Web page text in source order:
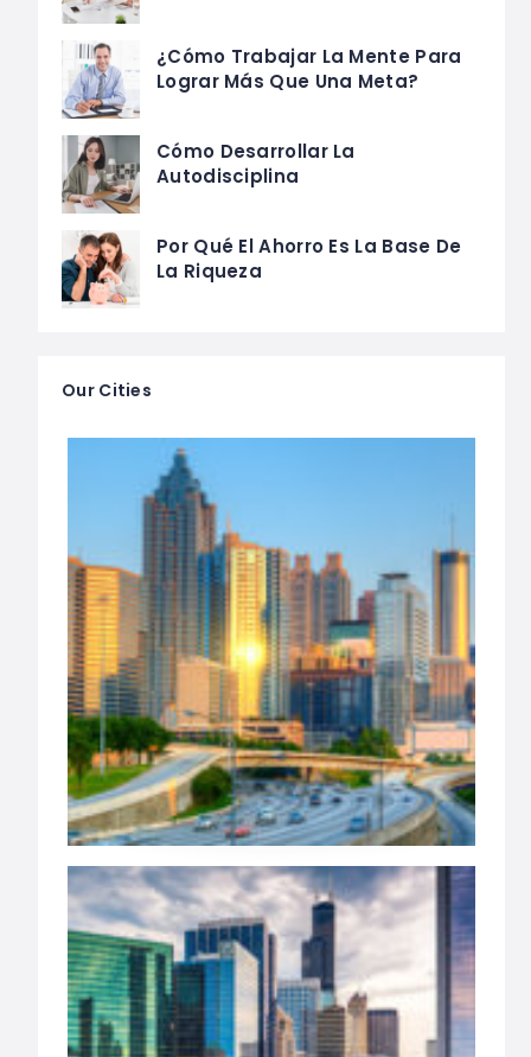
¿Cómo Trabajar La Mente Para
Lograr Más Que Una Meta?
Cómo Desarrollar La
Autodisciplina
Por Qué El Ahorro Es La Base De
La Riqueza
Our Cities